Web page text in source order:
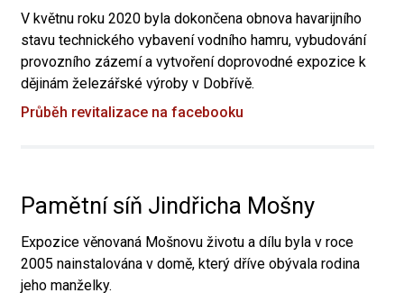
V květnu roku 2020 byla dokončena obnova havarijního
stavu technického vybavení vodního hamru, vybudování
provozního zázemí a vytvoření doprovodné expozice k
dějinám železářské výroby v Dobřívě.
Průběh revitalizace na facebooku
Pamětní síň Jindřicha Mošny
Expozice věnovaná Mošnovu životu a dílu byla v roce
2005 nainstalována v domě, který dříve obývala rodina
jeho manželky.